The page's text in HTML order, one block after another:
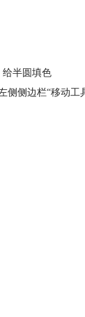
给半圆填色
侧侧边栏“移动工